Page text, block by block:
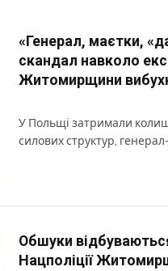
«Генерал, маєтки,
скандал навколо
Житомирщини
У Польщі затримали
силових структур,
Обшуки
Нацполіції